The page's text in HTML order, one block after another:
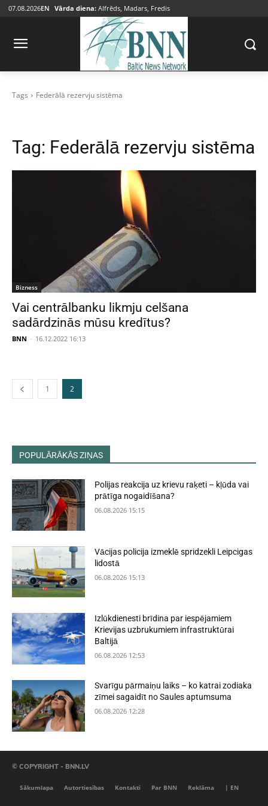
07.08.2026EN Vārda diena: Alfrēds, Madars, Fredis
Tags Federālā rezervju sistēma
Tag: Federālā rezervju sistēma
Bizness
Vai centrālbanku likmju celšana
sadārdzinās mūsu kredītus?
BNN - 16.12.2022 16:13
1 2
POPULĀRĀKĀS ZIŅAS
Polijas reakcija uz krievu raķeti – kļūda vai
prātīga nogaidīšana?
06.08.2026 15:15
Vācijas policija izmeklē spridzekli Leipcigas
lidostā
06.08.2026 15:13
Izlūkdienesti brīdina par iespējamiem
Krievijas uzbrukumiem infrastruktūrai
Baltijā
06.08.2026 12:53
Svarīgu pārmaiņu laiks – ko katrai zodiaka
zīmei sagaidīt no Saules aptumsuma
06.08.2026 12:28
© COPYRIGHT - BNN.LV
Sākumlapa Autortiesības Kontakti Par BNN Reklāma | EN